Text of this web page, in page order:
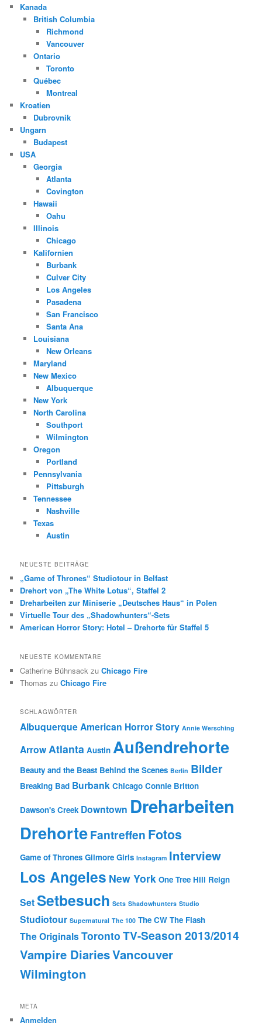
Kanada
British Columbia
Richmond
Vancouver
Ontario
Toronto
Québec
Montreal
Kroatien
Dubrovnik
Ungarn
Budapest
USA
Georgia
Atlanta
Covington
Hawaii
Oahu
Illinois
Chicago
Kalifornien
Burbank
Culver City
Los Angeles
Pasadena
San Francisco
Santa Ana
Louisiana
New Orleans
Maryland
New Mexico
Albuquerque
New York
North Carolina
Southport
Wilmington
Oregon
Portland
Pennsylvania
Pittsburgh
Tennessee
Nashville
Texas
Austin
NEUESTE BEITRÄGE
„Game of Thrones“ Studiotour in Belfast
Drehort von „The White Lotus“, Staffel 2
Dreharbeiten zur Miniserie „Deutsches Haus“ in Polen
Virtuelle Tour des „Shadowhunters“-Sets
American Horror Story: Hotel – Drehorte für Staffel 5
NEUESTE KOMMENTARE
Catherine Bühnsack zuChicago Fire
Thomas zuChicago Fire
SCHLAGWÖRTER
AlbuquerqueAmerican Horror Story Annie Wersching
ArrowAtlanta Austin Außendrehorte
Beauty and the Beast Behind the Scenes Berlin Bilder
Breaking Bad Burbank Chicago Connie Britton
Dawson's Creek Downtown Dreharbeiten
DrehorteFantreffen Fotos
Game of Thrones Gilmore Girls Instagram Interview
Los Angeles New York One Tree Hill Reign
SetSetbesuch Sets Shadowhunters Studio
Studiotour Supernatural The 100 The CW The Flash
The OriginalsToronto TV-Season 2013/2014
Vampire DiariesVancouver
Wilmington
META
Anmelden